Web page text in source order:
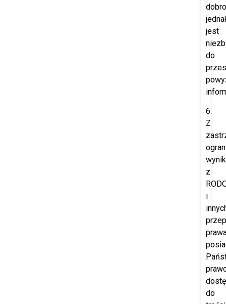
jest
do
6.
Z
z
i
do